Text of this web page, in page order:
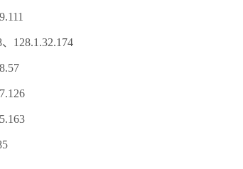
128.1.32.174